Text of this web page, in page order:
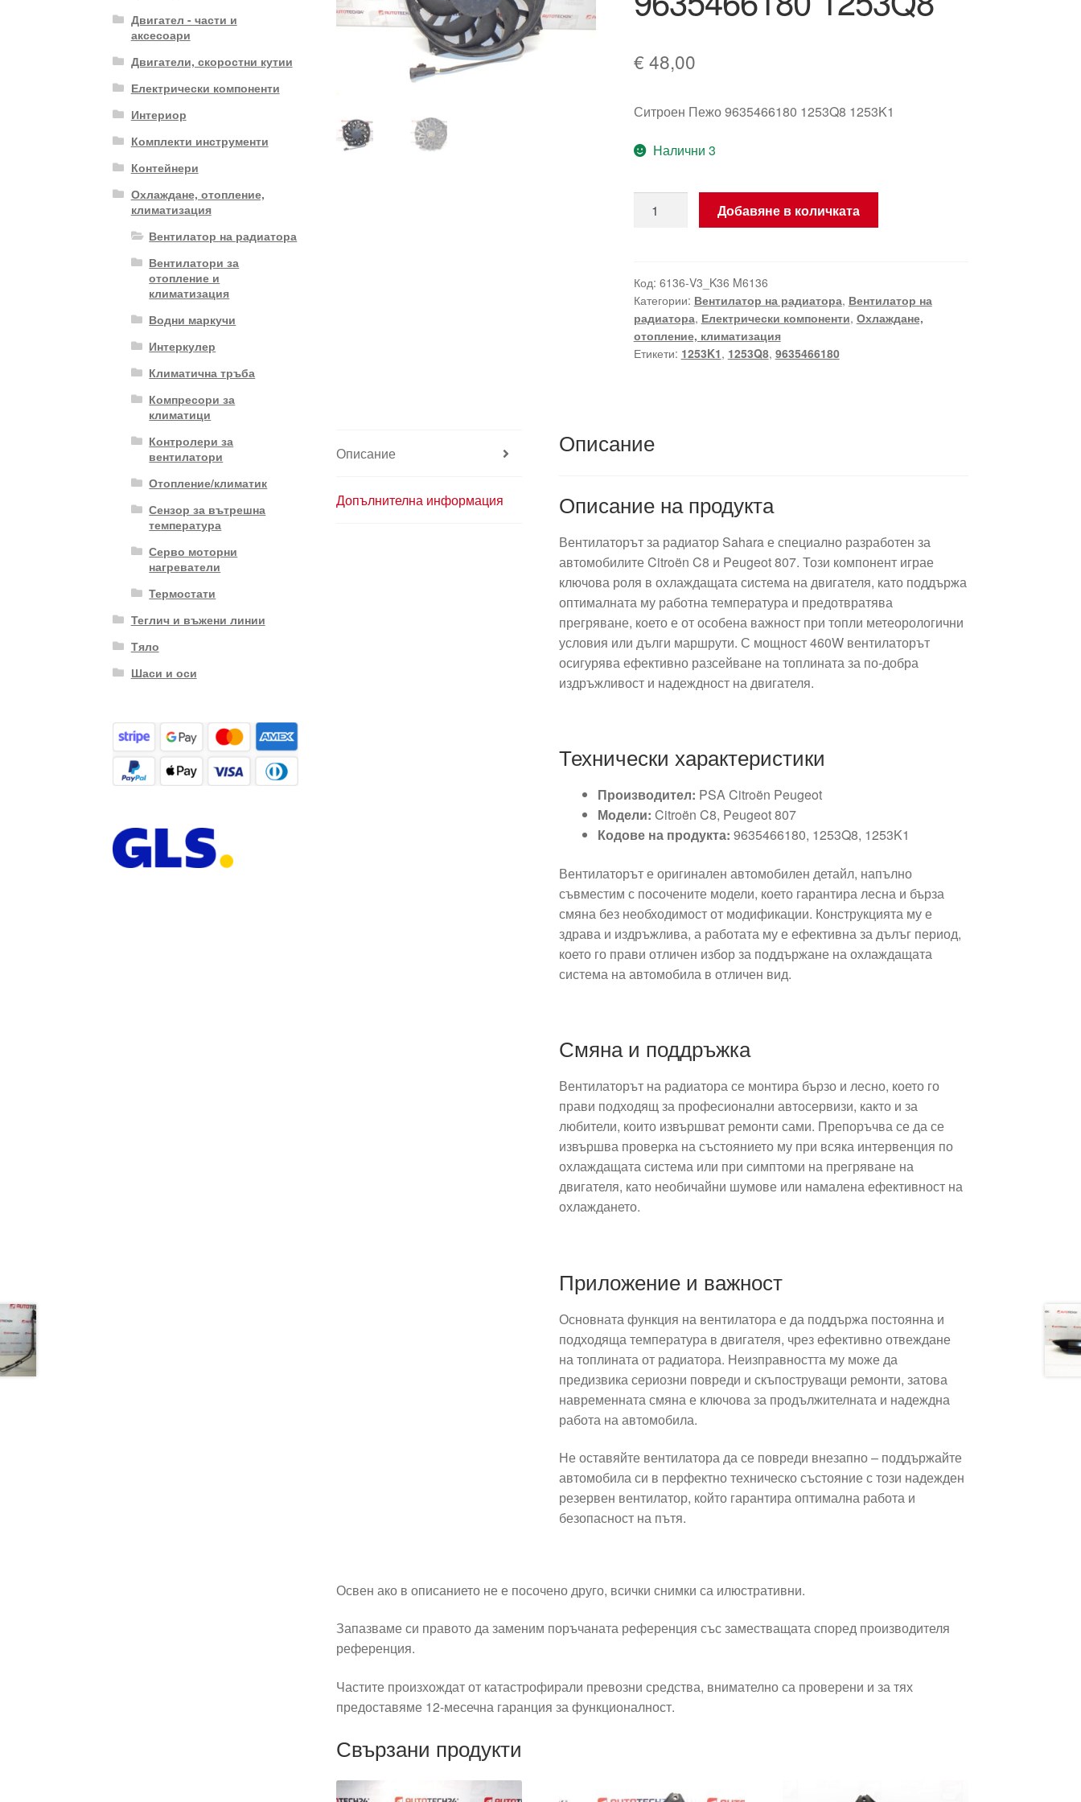
€ 48,00
Ситроен Пежо 9635466180 1253Q8 1253K1
Налични 3
за
Citroën/Peugeot
9635466180
1253Q8
Добавяне в количката
Код: 6136-V3_K36 M6136
Категории: Вентилатор на радиатора, Вентилатор на
радиатора, Електрически компоненти, Охлаждане,
отопление, климатизация
Етикети: 1253K1, 1253Q8, 9635466180
Описание
Допълнителна информация
Описание
Описание на продукта
Вентилаторът за радиатор Sahara е специално разработен за
автомобилите Citroën C8 и Peugeot 807. Този компонент играе
ключова роля в охлаждащата система на двигателя, като поддържа
оптималната му работна температура и предотвратява
прегряване, което е от особена важност при топли метеорологични
условия или дълги маршрути. С мощност 460W вентилаторът
осигурява ефективно разсейване на топлината за по-добра
издръжливост и надеждност на двигателя.
Технически характеристики
Производител: PSA Citroën Peugeot
Модели: Citroën C8, Peugeot 807
Кодове на продукта: 9635466180, 1253Q8, 1253K1
Вентилаторът е оригинален автомобилен детайл, напълно
съвместим с посочените модели, което гарантира лесна и бърза
смяна без необходимост от модификации. Конструкцията му е
здрава и издръжлива, а работата му е ефективна за дълъг период,
което го прави отличен избор за поддържане на охлаждащата
система на автомобила в отличен вид.
Смяна и поддръжка
Вентилаторът на радиатора се монтира бързо и лесно, което го
прави подходящ за професионални автосервизи, както и за
любители, които извършват ремонти сами. Препоръчва се да се
извършва проверка на състоянието му при всяка интервенция по
охлаждащата система или при симптоми на прегряване на
двигателя, като необичайни шумове или намалена ефективност на
охлаждането.
Приложение и важност
Основната функция на вентилатора е да поддържа постоянна и
подходяща температура в двигателя, чрез ефективно отвеждане
на топлината от радиатора. Неизправността му може да
предизвика сериозни повреди и скъпоструващи ремонти, затова
навременната смяна е ключова за продължителната и надеждна
работа на автомобила.
Не оставяйте вентилатора да се повреди внезапно – поддържайте
автомобила си в перфектно техническо състояние с този надежден
резервен вентилатор, който гарантира оптимална работа и
безопасност на пътя.
Освен ако в описанието не е посочено друго, всички снимки са илюстративни.
Запазваме си правото да заменим поръчаната референция със заместващата според производителя
референция.
Частите произхождат от катастрофирали превозни средства, внимателно са проверени и за тях
предоставяме 12-месечна гаранция за функционалност.
Свързани продукти
Двигател - части и
аксесоари
Двигатели, скоростни кутии
Електрически компоненти
Интериор
Комплекти инструменти
Контейнери
Охлаждане, отопление,
климатизация
Вентилатор на радиатора
Вентилатори за
отопление и
климатизация
Водни маркучи
Интеркулер
Климатична тръба
Компресори за
климатици
Контролери за
вентилатори
Отопление/климатик
Сензор за вътрешна
температура
Серво моторни
нагреватели
Термостати
Теглич и въжени линии
Тяло
Шаси и оси